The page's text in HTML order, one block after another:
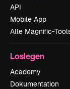
API
Mobile App
Alle Magnific-
Loslegen
Academy
Dokumentation